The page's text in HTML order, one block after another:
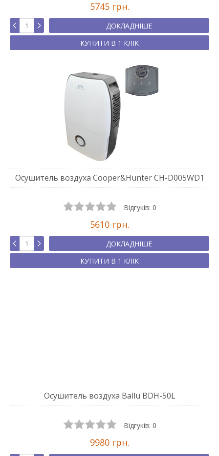
5745 грн.
ДОКЛАДНІШЕ
КУПИТИ В 1 КЛІК
Осушитель воздуха Cooper&Hunter CH-D005WD1
Відгуків: 0
5610 грн.
ДОКЛАДНІШЕ
КУПИТИ В 1 КЛІК
Осушитель воздуха Ballu BDH-50L
Відгуків: 0
9980 грн.